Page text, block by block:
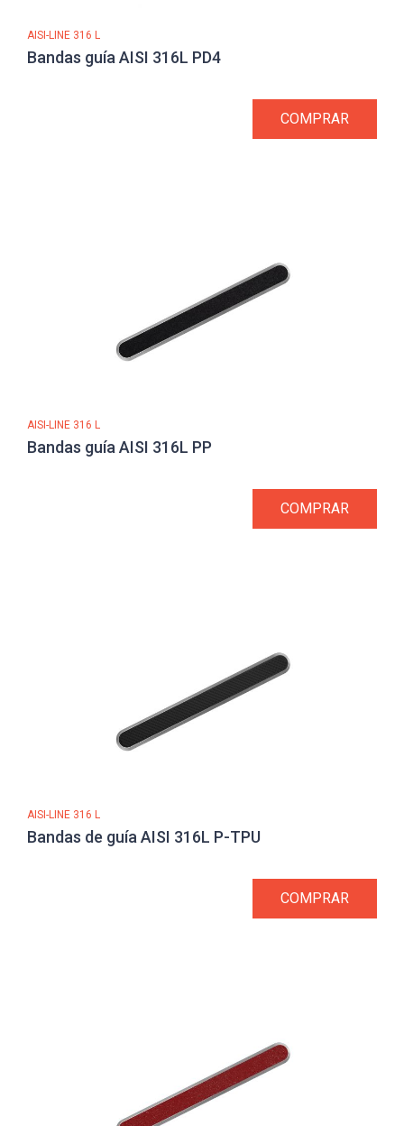
AISI-LINE 316 L
Bandas guía AISI 316L PD4
COMPRAR
AISI-LINE 316 L
Bandas guía AISI 316L PP
COMPRAR
AISI-LINE 316 L
Bandas de guía AISI 316L P-TPU
COMPRAR